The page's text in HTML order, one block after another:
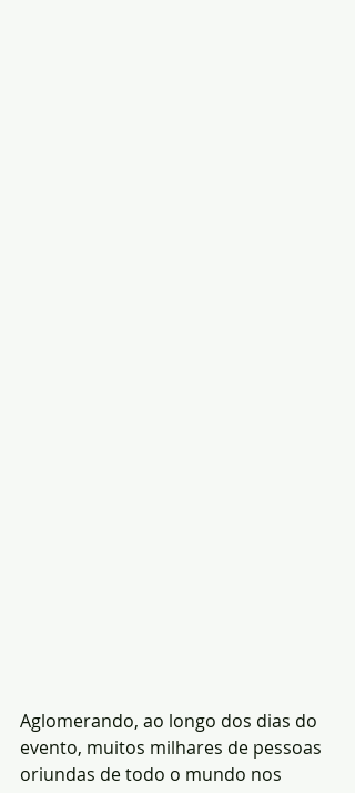
Aglomerando, ao longo dos dias do
evento, muitos milhares de pessoas
oriundas de todo o mundo nos